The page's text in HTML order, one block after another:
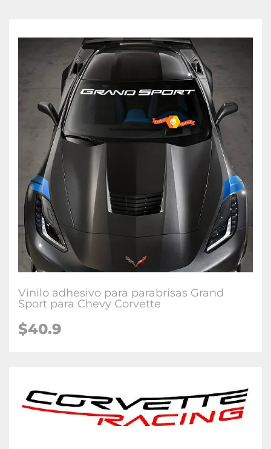
Vinilo adhesivo para parabrisas Grand
Sport para Chevy Corvette
$40.9